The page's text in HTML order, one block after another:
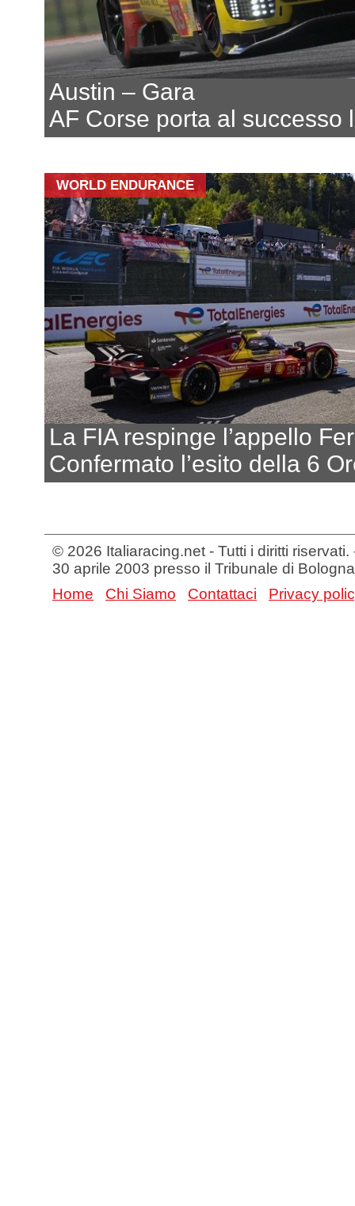
Austin – Gara
AF Corse porta al successo
WORLD ENDURANCE
La FIA respinge l’appello
Confermato l’esito della 6
© 2026 Italiaracing.net - Tutti i diritti
30 aprile 2003 presso il Tribunale di Bologna
Home
Chi Siamo Contattaci Privacy